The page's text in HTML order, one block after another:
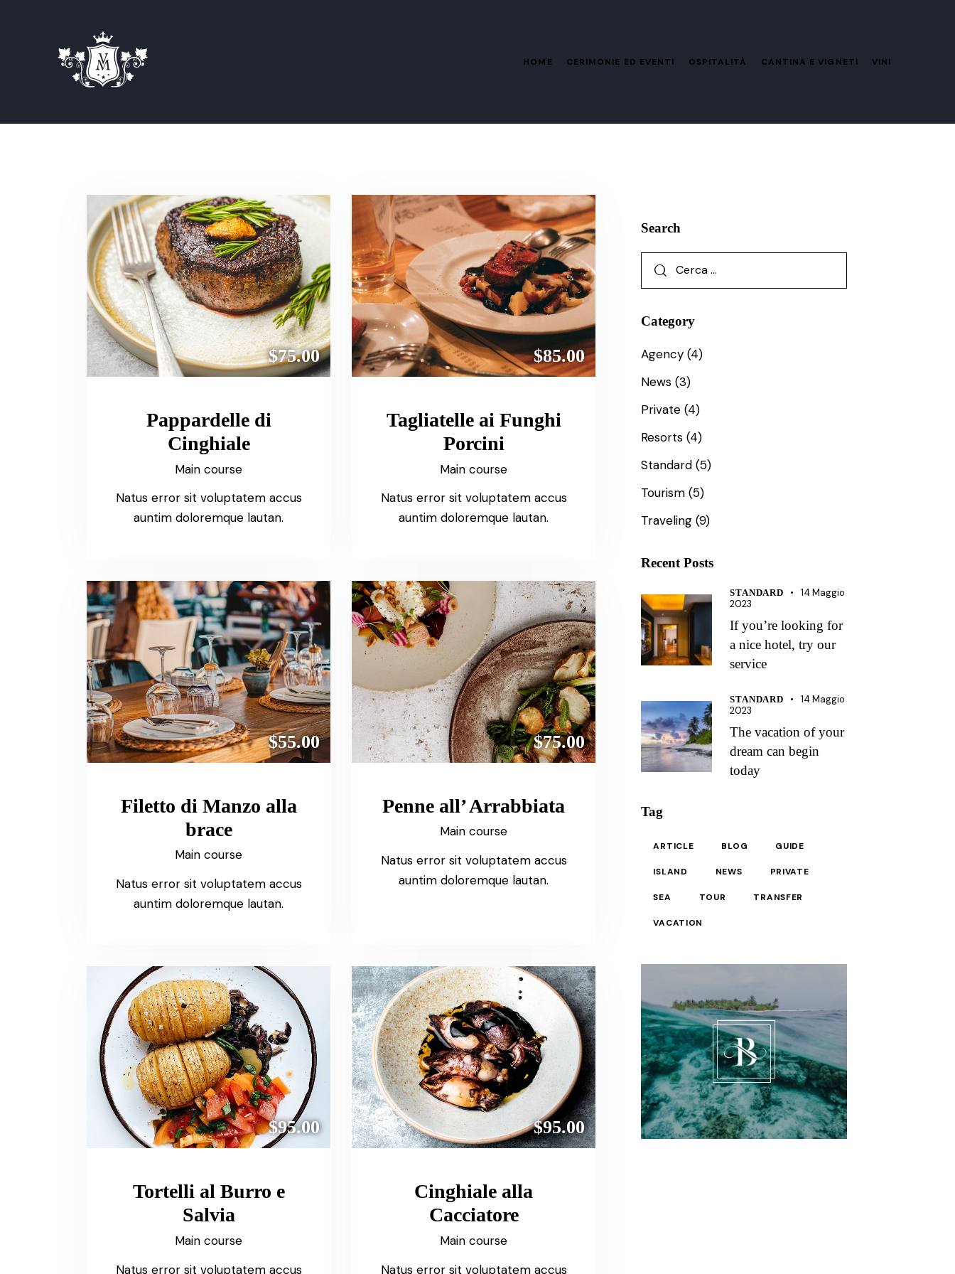
HOME CERIMONIE ED EVENTI OSPITALITÀ CANTINA E VIGNETI VINI
$75.00
Pappardelle di
Cinghiale
Main course
Natus error sit voluptatem accus
auntim doloremque lautan.
$85.00
Tagliatelle ai Funghi
Porcini
Main course
Natus error sit voluptatem accus
auntim doloremque lautan.
$55.00
Filetto di Manzo alla
brace
Main course
Natus error sit voluptatem accus
auntim doloremque lautan.
$75.00
Penne all’ Arrabbiata
Main course
Natus error sit voluptatem accus
auntim doloremque lautan.
$95.00
Tortelli al Burro e
Salvia
Main course
Natus error sit voluptatem accus
$95.00
Cinghiale alla
Cacciatore
Main course
Natus error sit voluptatem accus
Search
Category
Agency (4)
News (3)
Private (4)
Resorts (4)
Standard (5)
Tourism (5)
Traveling (9)
Recent Posts
STANDARD
14 Maggio
2023
If you’re looking for
a nice hotel, try our
service
STANDARD
14 Maggio
2023
The vacation of your
dream can begin
today
Tag
ARTICLE BLOG GUIDE
ISLAND NEWS PRIVATE
SEA TOUR TRANSFER
VACATION